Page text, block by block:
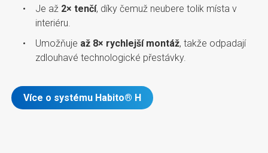
Je až 2× tenčí, díky čemuž neubere tolik místa v
interiéru.
Umožňuje až 8× rychlejší montáž, takže odpadají
zdlouhavé technologické přestávky.
Více o systému Habito® H